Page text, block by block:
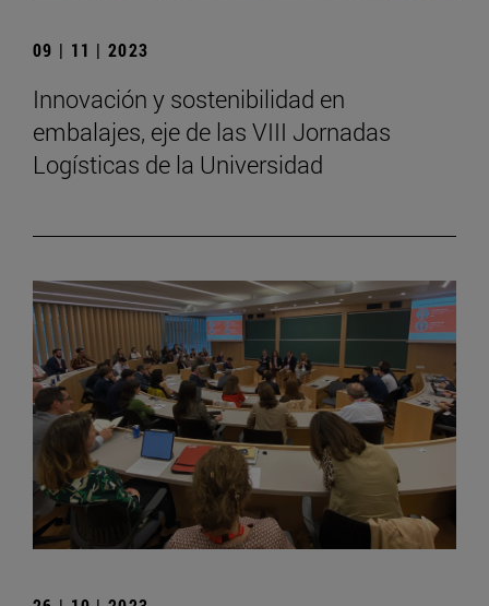
09 | 11 | 2023
Innovación y sostenibilidad en
embalajes, eje de las VIII Jornadas
Logísticas de la Universidad